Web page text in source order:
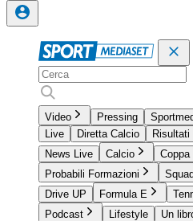
Video Pressing
Live
Diretta Calcio
News Live
Calcio Coppa
Probabili Formazioni
Drive UP
Formula E
Podcast
Lifestyle
Un